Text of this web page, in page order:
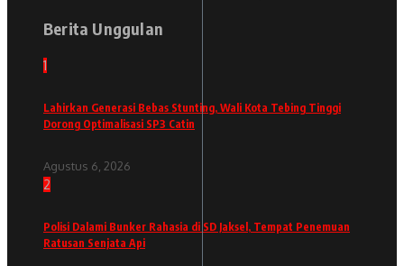
Berita Unggulan
1
Lahirkan Generasi Bebas Stunting, Wali Kota Tebing Tinggi
Dorong Optimalisasi SP3 Catin
Agustus 6, 2026
2
Polisi Dalami Bunker Rahasia di SD Jaksel, Tempat Penemuan
Ratusan Senjata Api